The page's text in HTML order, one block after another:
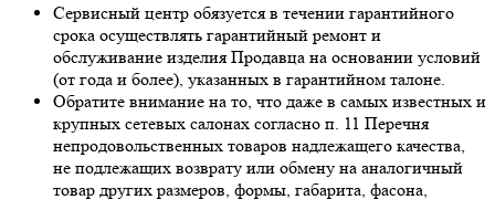
Сервисный центр обязуется в течении гарантийного
срока осуществлять гарантийный ремонт и
обслуживание изделия Продавца на основании условий
(от года и более), указанных в гарантийном талоне.
Обратите внимание на то, что даже в самых известных и
крупных сетевых салонах согласно п. 11 Перечня
непродовольственных товаров надлежащего качества,
не подлежащих возврату или обмену на аналогичный
товар других размеров, формы, габарита, фасона,